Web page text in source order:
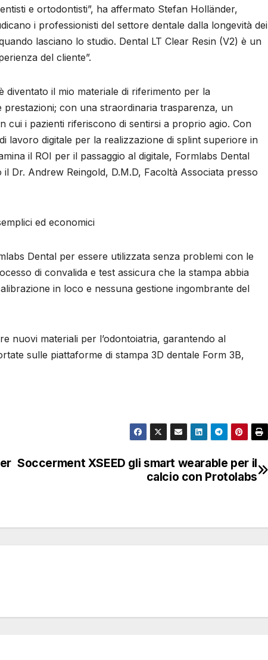
e ortodontisti”, ha affermato Stefan Holländer,
i professionisti del settore dentale dalla longevità dei
lasciano lo studio. Dental LT Clear Resin (V2) è un
del cliente”.
diventato il mio materiale di riferimento per la
con una straordinaria trasparenza, un
cui i pazienti riferiscono di sentirsi a proprio agio. Con
lavoro digitale per la realizzazione di splint superiore in
il ROI per il passaggio al digitale, Formlabs Dental
Dr. Andrew Reingold, D.M.D, Facoltà Associata presso
ed economici
Dental per essere utilizzata senza problemi con le
di convalida e test assicura che la stampa abbia
in loco e nessuna gestione ingombrante del
nuovi materiali per l’odontoiatria, garantendo al
sulle piattaforme di stampa 3D dentale Form 3B,
Soccerment XSEED gli smart wearable per il
calcio con Protolabs